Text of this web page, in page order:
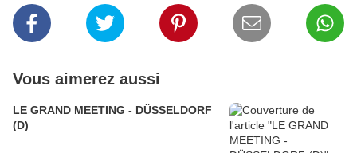
Vous aimerez aussi
LE GRAND MEETING - DÜSSELDORF
(D)